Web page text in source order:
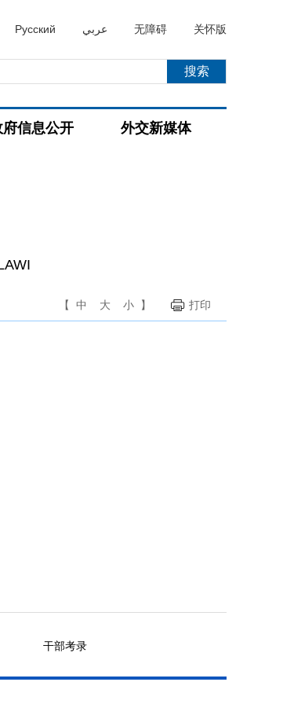
Русский عربي 无障碍 关怀版
府信息公开 外交新媒体
【 中 大 小 】 打印
干部考录